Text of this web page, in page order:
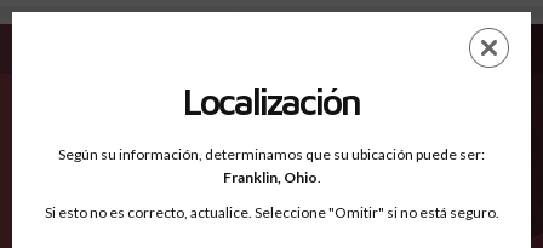
Maverick TX - Condados Reconocidos
EN
Condados Reconocidos
2600
Localización
Según su información, determinamos que su ubicación puede ser:
Franklin, Ohio.
Si esto no es correcto, actualice. Seleccione "Omitir" si no está seguro.